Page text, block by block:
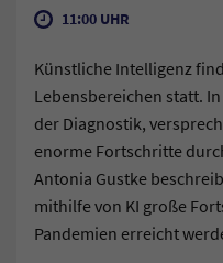
11:00 UHR
Künstliche Intelligenz
Lebensbereichen statt.
der Diagnostik,
enorme Fortschritte
Antonia Gustke
mithilfe von KI große
Pandemien erreicht